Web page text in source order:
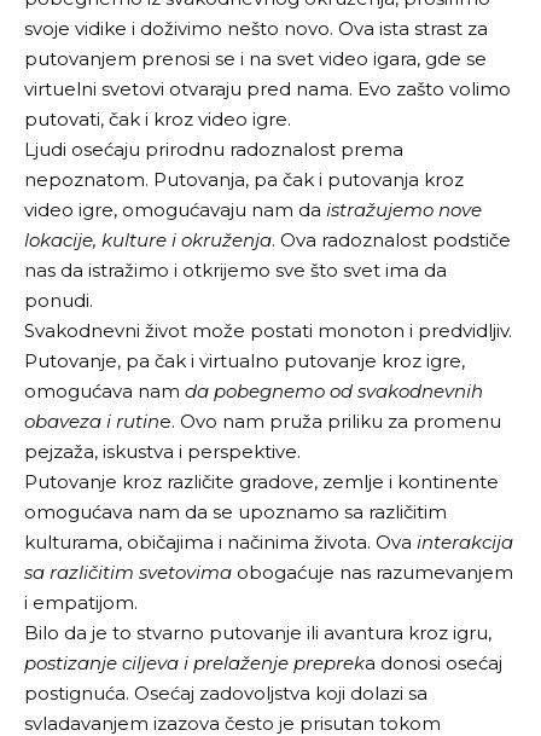
svoje vidike i doživimo nešto novo. Ova ista strast za
putovanjem prenosi se i na svet video igara, gde se
virtuelni svetovi otvaraju pred nama. Evo zašto volimo
putovati, čak i kroz video igre.
Ljudi osećaju prirodnu radoznalost prema
nepoznatom. Putovanja, pa čak i putovanja kroz
video igre, omogućavaju nam da istražujemo nove
lokacije, kulture i okruženja. Ova radoznalost podstiče
nas da istražimo i otkrijemo sve što svet ima da
ponudi.
Svakodnevni život može postati monoton i predvidljiv.
Putovanje, pa čak i virtualno putovanje kroz igre,
omogućava nam da pobegnemo od svakodnevnih
obaveza i rutine. Ovo nam pruža priliku za promenu
pejzaža, iskustva i perspektive.
Putovanje kroz različite gradove, zemlje i kontinente
omogućava nam da se upoznamo sa različitim
kulturama, običajima i načinima života. Ova interakcija
sa različitim svetovima obogaćuje nas razumevanjem
i empatijom.
Bilo da je to stvarno putovanje ili avantura kroz igru,
postizanje ciljeva i prelaženje prepreka donosi osećaj
postignuća. Osećaj zadovoljstva koji dolazi sa
svladavanjem izazova često je prisutan tokom